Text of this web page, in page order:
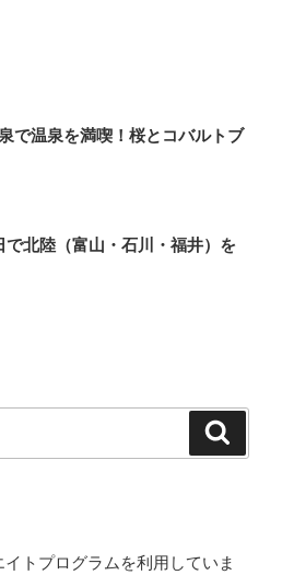
で温泉を満喫！桜とコバルトブ
北陸（富山・石川・福井）を
トプログラムを利用していま